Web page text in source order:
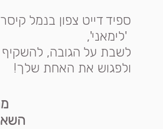
ספיד דייט צפון בנמל
'לימאני',
לשבת על הגובה, להשקיף
ולפגוש את האחת שלך!